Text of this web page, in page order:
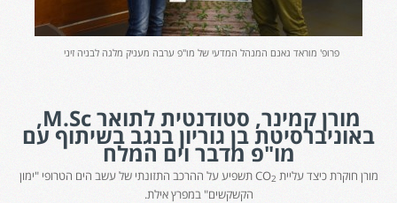
פרופ' מוראד גאנם המנהל המדעי של מו"פ ערבה מעניק מלגה לבניה זיני
מורן קמינר, סטודנטית לתואר M.Sc,
באוניברסיטת בן גוריון בנגב בשיתוף עם
מו"פ מדבר וים המלח
מורן חוקרת כיצד עליית CO 2
תשפיע על ההרכב התזונתי של עשב הים הטרופי "ימון
הקשקשים" במפרץ אילת.